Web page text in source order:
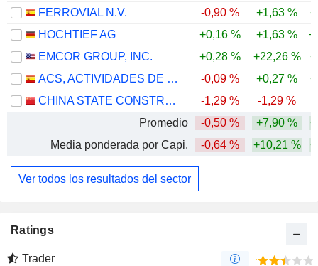
FERROVIAL N.V.
-0,90 % +1,63 %
HOCHTIEF AG
+0,16 % +1,63 %
EMCOR GROUP, INC.
+0,28 % +22,26 %
ACS, ACTIVIDADES DE CONSTRUCCIÓN Y SERVICIOS, S.A.
-0,09 % +0,27 %
CHINA STATE CONSTRUCTION ENGINEERING CORPORATION LIMITED
-1,29 % -1,29 %
Promedio
-0,50 % +7,90 %
Media ponderada por Capi.
-0,64 % +10,21 %
Ver todos los resultados del sector
Ratings
Trader